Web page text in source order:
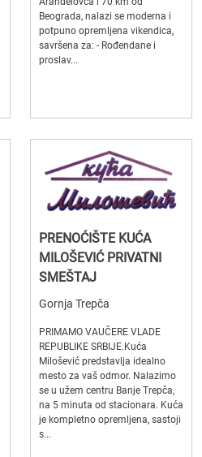
Beograda, nalazi se moderna i
potpuno opremljena vikendica,
savršena za: - Rođendane i
proslav...
PRENOĆIŠTE KUĆA
MILOŠEVIĆ PRIVATNI
SMEŠTAJ
Gornja Trepča
PRIMAMO VAUČERE VLADE
REPUBLIKE SRBIJE.Kuća
Milošević predstavlja idealno
mesto za vaš odmor. Nalazimo
se u užem centru Banje Trepča,
na 5 minuta od stacionara. Kuća
je kompletno opremljena, sastoji
s...